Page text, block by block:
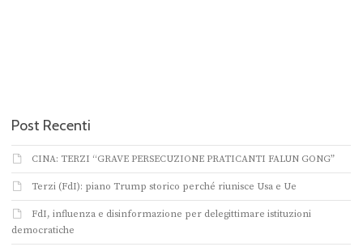
Post Recenti
CINA: TERZI “GRAVE PERSECUZIONE PRATICANTI FALUN GONG”
Terzi (FdI): piano Trump storico perché riunisce Usa e Ue
FdI, influenza e disinformazione per delegittimare istituzioni
democratiche